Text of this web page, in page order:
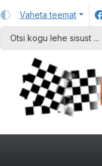
Vaheta teemat